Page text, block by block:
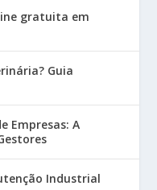
gratuita em
Guia
Empresas: A
Industrial